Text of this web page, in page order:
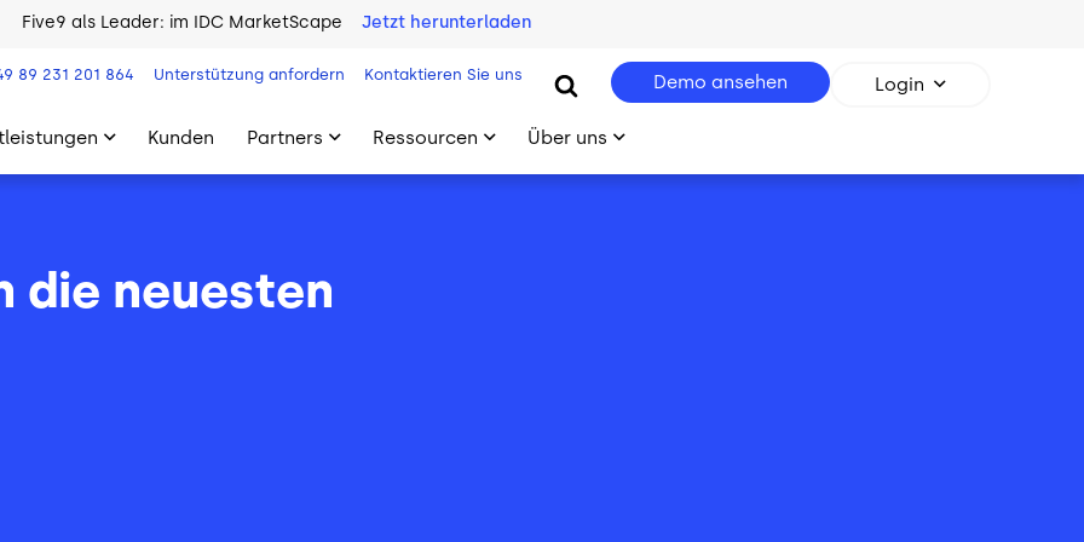
Five9 als Leader: im IDC MarketScape Jetzt herunterladen
89 231 201 864 Unterstützung anfordern Kontaktieren Sie uns Demo ansehen Login
Kunden Partners Ressourcen Über uns
die neuesten